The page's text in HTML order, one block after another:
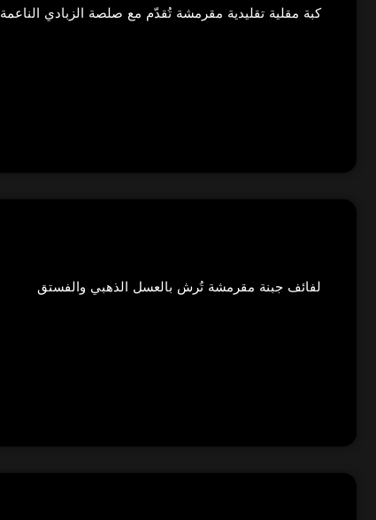
كبة مقلية تقليدية مقرمشة تُقدّم مع صلصة الزبادي الناعمة
لفائف جبنة مقرمشة تُرش بالعسل الذهبي والفستق